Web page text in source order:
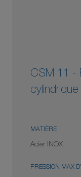
CSM 11 -
cylindrique
MATIÈRE
Acier INOX
PRESSION MAX